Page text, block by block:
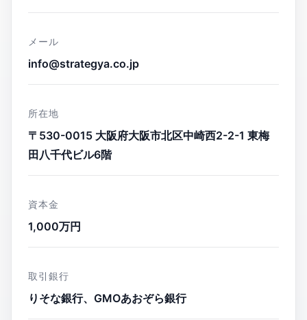
メール
info@strategya.co.jp
所在地
〒530-0015 大阪府大阪市北区中崎西2-2-1 東梅
田八千代ビル6階
資本金
1,000万円
取引銀行
りそな銀行、GMOあおぞら銀行